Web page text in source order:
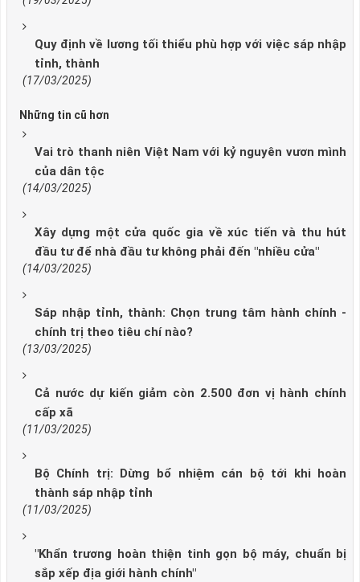
Quy định về lương tối thiểu phù hợp với việc sáp nhập
tỉnh, thành
(17/03/2025)
Những tin cũ hơn
Vai trò thanh niên Việt Nam với kỷ nguyên vươn mình
của dân tộc
(14/03/2025)
Xây dựng một cửa quốc gia về xúc tiến và thu hút
đầu tư để nhà đầu tư không phải đến "nhiều cửa"
(14/03/2025)
Sáp nhập tỉnh, thành: Chọn trung tâm hành chính -
chính trị theo tiêu chí nào?
(13/03/2025)
Cả nước dự kiến giảm còn 2.500 đơn vị hành chính
cấp xã
(11/03/2025)
Bộ Chính trị: Dừng bổ nhiệm cán bộ tới khi hoàn
thành sáp nhập tỉnh
(11/03/2025)
"Khẩn trương hoàn thiện tinh gọn bộ máy, chuẩn bị
sắp xếp địa giới hành chính"